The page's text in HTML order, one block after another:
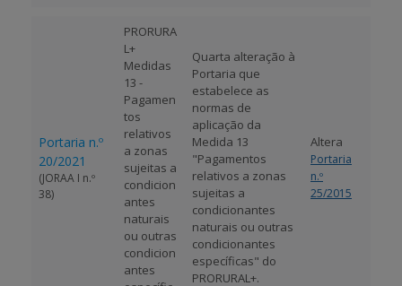
Portaria n.º
20/2021
(JORAA I n.º
38)
PRORURA
L+
Medidas
13 -
Pagamen
tos
relativos
a zonas
sujeitas a
condicion
antes
naturais
ou outras
condicion
antes
Quarta alteração à
Portaria que
estabelece as
normas de
aplicação da
Medida 13
"Pagamentos
relativos a zonas
sujeitas a
condicionantes
naturais ou outras
condicionantes
específicas" do
PRORURAL+.
Altera
Portaria
n.º
25/2015